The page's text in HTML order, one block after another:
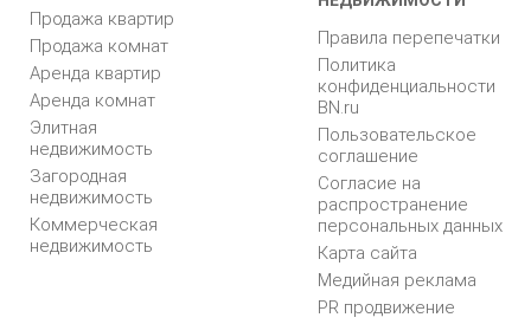
Продажа квартир
Продажа комнат
Аренда квартир
Аренда комнат
Элитная
недвижимость
Загородная
недвижимость
Коммерческая
недвижимость
Правила перепечатки
Политика
конфиденциальности
BN.ru
Пользовательское
соглашение
Согласие на
распространение
персональных данных
Карта сайта
Медийная реклама
PR продвижение